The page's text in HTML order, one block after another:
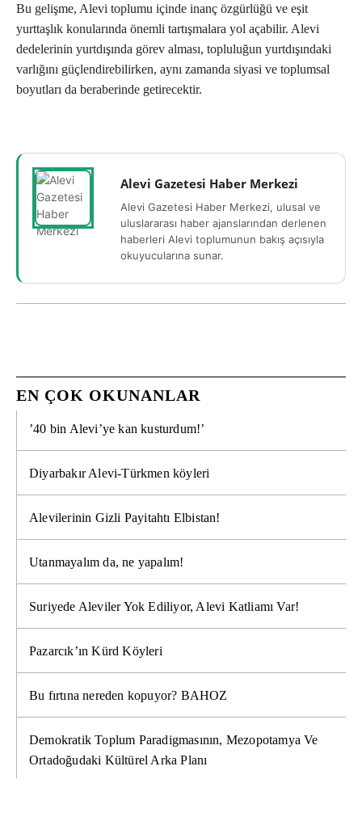
Bu gelişme, Alevi toplumu içinde inanç özgürlüğü ve eşit
yurttaşlık konularında önemli tartışmalara yol açabilir. Alevi
dedelerinin yurtdışında görev alması, topluluğun yurtdışındaki
varlığını güçlendirebilirken, aynı zamanda siyasi ve toplumsal
boyutları da beraberinde getirecektir.
Alevi Gazetesi Haber Merkezi
Alevi Gazetesi Haber Merkezi, ulusal ve
uluslararası haber ajanslarından derlenen
haberleri Alevi toplumunun bakış açısıyla
okuyucularına sunar.
EN ÇOK OKUNANLAR
’40 bin Alevi’ye kan kusturdum!’
Diyarbakır Alevi-Türkmen köyleri
Alevilerinin Gizli Payitahtı Elbistan!
Utanmayalım da, ne yapalım!
Suriyede Aleviler Yok Ediliyor, Alevi Katliamı Var!
Pazarcık’ın Kürd Köyleri
Bu fırtına nereden kopuyor? BAHOZ
Demokratik Toplum Paradigmasının, Mezopotamya Ve
Ortadoğudaki Kültürel Arka Planı